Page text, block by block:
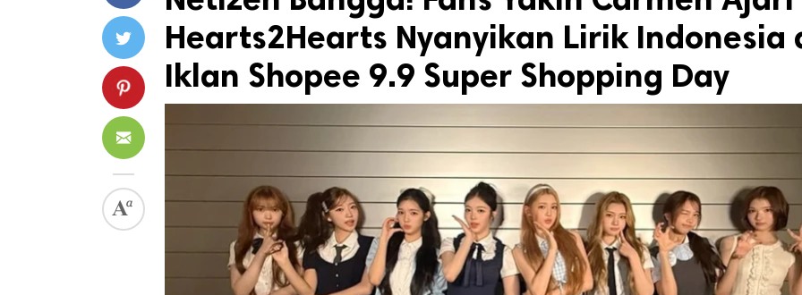
Hearts2Hearts Nyanyikan Lirik Indonesia
Iklan Shopee 9.9 Super Shopping Day